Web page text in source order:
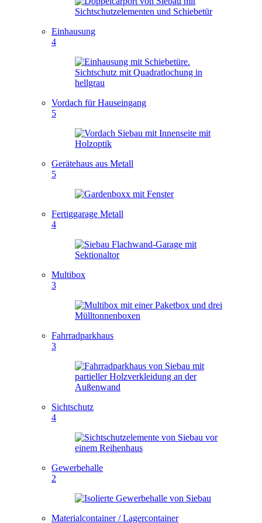
Einhausung
4
Vordach für Hauseingang
5
Gerätehaus aus Metall
5
Fertiggarage Metall
4
Multibox
3
Fahrradparkhaus
3
Sichtschutz
4
Gewerbehalle
2
Materialcontainer / Lagercontainer